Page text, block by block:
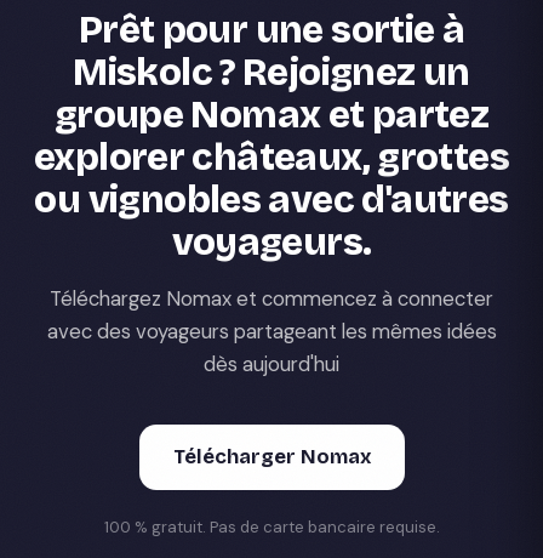
Prêt pour une sortie à
Miskolc ? Rejoignez un
groupe Nomax et partez
explorer châteaux, grottes
ou vignobles avec d'autres
voyageurs.
Téléchargez Nomax et commencez à connecter
avec des voyageurs partageant les mêmes idées
dès aujourd'hui
Télécharger Nomax
100 % gratuit. Pas de carte bancaire requise.